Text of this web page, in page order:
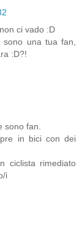
ci vado :D
una tua fan,
:D?!
sono fan.
in bici con dei
ciclista rimediato
i